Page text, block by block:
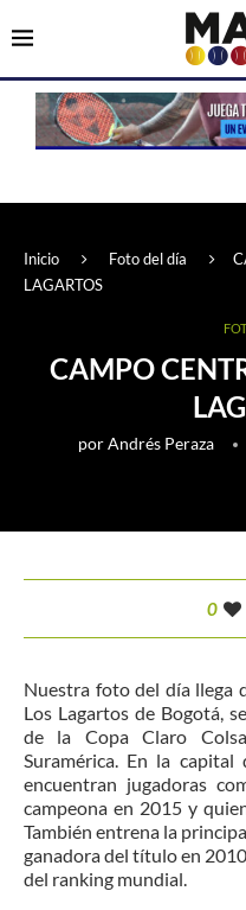
Inicio Foto del día
LAGARTOS
CAMPO
porAndrés Peraza
0
Nuestra foto del día llega
Los Lagartos de Bogotá,
de la Copa Claro
Suramérica. En la
encuentran jugadoras
campeona en 2015 y
También entrena la
ganadora del título en
del ranking mundial.